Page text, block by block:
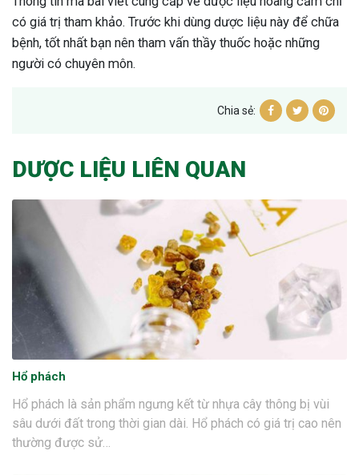
có giá trị tham khảo. Trước khi dùng dược liệu này để chữa
bệnh, tốt nhất bạn nên tham vấn thầy thuốc hoặc những
người có chuyên môn.
Chia sẻ:
DƯỢC LIỆU LIÊN QUAN
Hổ phách
Hổ phách là sản phẩm ngưng kết từ nhựa cây thông bị vùi
sâu dưới đất trong thời gian dài. Hổ phách có giá trị cao nên
thường được sử…